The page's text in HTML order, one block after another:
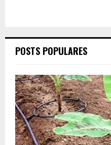
POSTS POPULARES